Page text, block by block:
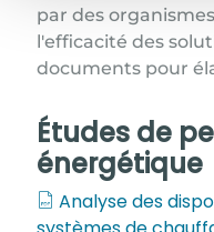
par des
l'efficacité des
documents pour
Études de
énergétique
Analyse des